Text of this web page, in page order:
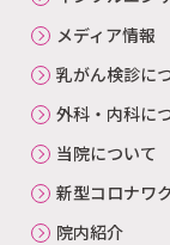
メディア情報
乳がん検診に
外科・内科に
当院について
新型コロナワ
院内紹介